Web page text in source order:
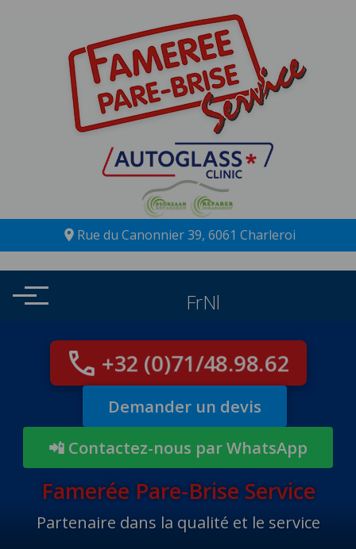
Rue du Canonnier 39, 6061 Charleroi
FrNl
+32 (0)71/48.98.62
Demander un devis
📲 Contactez-nous par WhatsApp
Famerée Pare-Brise Service
Partenaire dans la qualité et le service